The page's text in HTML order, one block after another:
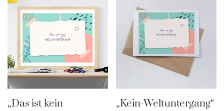
„Das ist kein
„Kein-Weltuntergang“